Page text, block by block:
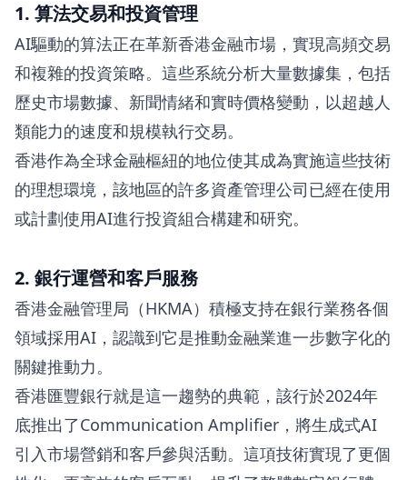
1. 算法交易和投資管理
AI驅動的算法正在革新香港金融市場，實現高頻交易
和複雜的投資策略。這些系統分析大量數據集，包括
歷史市場數據、新聞情緒和實時價格變動，以超越人
類能力的速度和規模執行交易。
香港作為全球金融樞紐的地位使其成為實施這些技術
的理想環境，該地區的許多資產管理公司已經在使用
或計劃使用AI進行投資組合構建和研究。
2. 銀行運營和客戶服務
香港金融管理局（HKMA）積極支持在銀行業務各個
領域採用AI，認識到它是推動金融業進一步數字化的
關鍵推動力。
香港匯豐銀行就是這一趨勢的典範，該行於2024年
底推出了Communication Amplifier，將生成式AI
引入市場營銷和客戶參與活動。這項技術實現了更個